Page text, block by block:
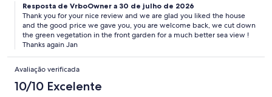
Resposta de VrboOwner a 30 de julho de 2026
Thank you for your nice review and we are glad you liked the house
and the good price we gave you, you are welcome back, we cut down
the green vegetation in the front garden for a much better sea view !
Thanks again Jan
Avaliação verificada
10/10 Excelente